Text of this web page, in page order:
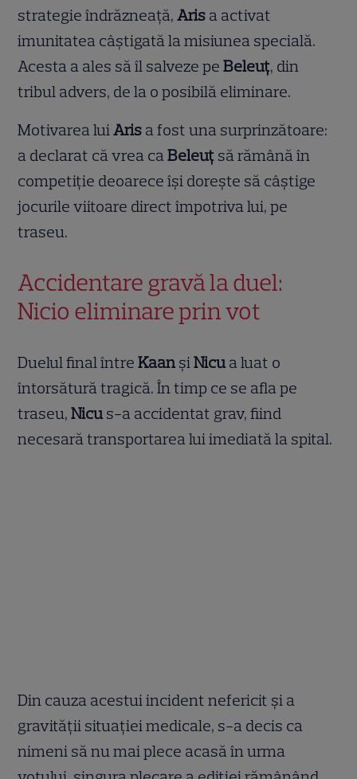
strategie îndrăzneață,Aris a activat
imunitatea câștigată la misiunea specială.
Acesta a ales să îl salveze peBeleuț, din
tribul advers, de la o posibilă eliminare.
Motivarea luiAris a fost una surprinzătoare:
a declarat că vrea caBeleuț să rămână în
competiție deoarece își dorește să câștige
jocurile viitoare direct împotriva lui, pe
traseu.
Accidentare gravă la duel:
Nicio eliminare prin vot
Duelul final întreKaan șiNicu a luat o
întorsătură tragică. În timp ce se afla pe
traseu,Nicu s-a accidentat grav, fiind
necesară transportarea lui imediată la spital.
Din cauza acestui incident nefericit și a
gravității situației medicale, s-a decis ca
nimeni să nu mai plece acasă în urma